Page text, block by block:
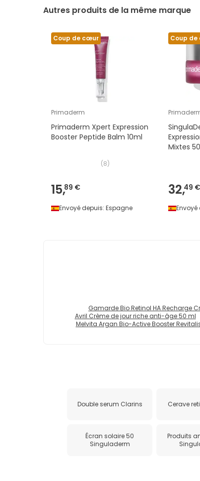
Autres produits de la même marque
Coup de cœur
Primaderm
Primaderm Xpert Expression
Booster Peptide Balm 10ml
(8)
15,89 €
Envoyé depuis: Espagne
Coup
Mixtes
32,49 €
Envoyé
Gamarde Bio Retinol HA Recharge
Avril Crème de jour riche anti-âge 50 ml
Melvita Argan Bio-Active Booster
Double serum Clarins Cerave
Écran solaire 50
Singuladerm
Produits